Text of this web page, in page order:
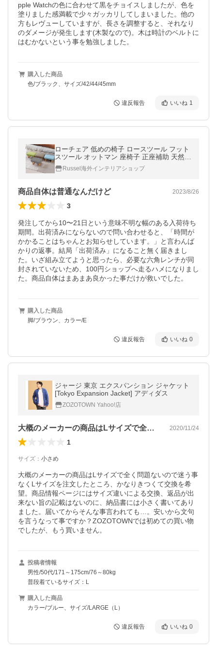
pple Watchの色に合わせて黒をチョイスしましたが、色を
塗りました感満載で少々ガッカリしてしまいました。他の
方もレヴューしていますが、長さを調整すると、それなり
のダメージが発生します(木製なので)。木は時計のベルトに
はむかないという事を勉強しました。
購入した商品
色/ブラック、サイズ/42/44/45mm
違反報告 いいね 1
ローチェア 低めの椅子 ロースツール フット
スツール オットマン 座椅子 正座補助 天然木
ウオールナット材 長方形 小さなベンチ シン
プルRussel海外インテリアショップ
商品自体は普通なんだけど 2023/8/26
3
発注してから10〜21日という意味不明な幅のある入荷待ち
期間。出荷済みにならないので問い合わせると、「時間が
かかることはちゃんとお知らせしています。」と言わんば
かりの返事。結局「出荷済み」になること無く届きまし
た。いざ組み立てようと思ったら、必要な六角レンチが同
封されていないため、100円ショップへ走るハメになりまし
た。商品自体はまあまあ良かった事だけが救いでした。
購入した商品
脚/ブラウン、カラー/E
違反報告 いいね 0
ジャージ 東京 エクスパンション ジャケット
[Tokyo Expansion Jacket] アディダス
ZOZOTOWN Yahoo!店
大概のメーカーの商品はLサイズで全く問… 2020/11/24
1
サイズ ： 小さめ
大概のメーカーの商品はLサイズで全く問題ないので迷う事
なくLサイズを注文したところ、かなりきつくて交換を希
望。商品情報ページにはサイズ違いによる交換、返品が出
来ない旨の記載はないのに、納品書には小さく書いてあり
ました。届いてからそんな事言われても…。安いから文句
を言うなって事ですか？ZOZOTOWNでは初めての買い物
でしたが、もう買いません。
投稿者情報
男性/50代/171～175cm/76～80kg
普段着ているサイズ：L
購入した商品
カラー/ブルー、サイズ/LARGE（L）
違反報告 いいね 0